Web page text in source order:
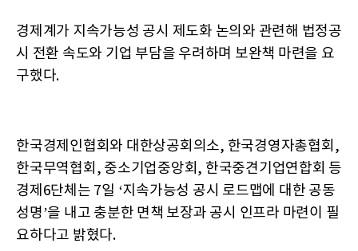
경제계가 지속가능성 공시 제도화 논의와 관련해 법정공
시 전환 속도와 기업 부담을 우려하며 보완책 마련을 요
구했다.
한국경제인협회와 대한상공회의소, 한국경영자총협회,
한국무역협회, 중소기업중앙회, 한국중견기업연합회 등
경제6단체는 7일 ‘지속가능성 공시 로드맵에 대한 공동
성명’을 내고 충분한 면책 보장과 공시 인프라 마련이 필
요하다고 밝혔다.